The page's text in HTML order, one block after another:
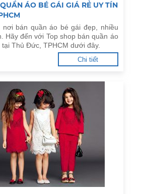
ÁO BÉ GÁI GIÁ RẺ UY TÍN
nơi bán quần áo bé gái đẹp, nhiều
Hãy đến với Top shop bán quần áo
Thủ Đức, TPHCM dưới đây.
Chi tiết